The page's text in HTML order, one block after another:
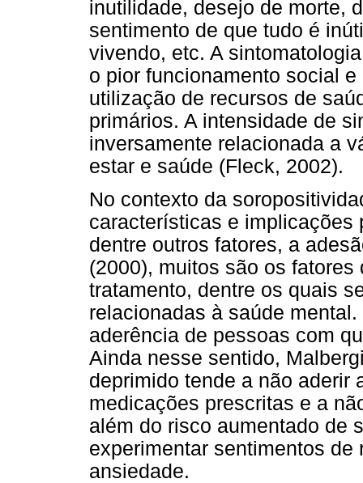
inutilidade, desejo de morte,
sentimento de que tudo é
vivendo, etc. A
o pior funcionamento social
utilização de recursos de
primários. A intensidade de
inversamente relacionada a
estar e saúde (Fleck, 2002).
No contexto da
características e implicações
dentre outros fatores, a
(2000), muitos são os
tratamento, dentre os quais
relacionadas à saúde
aderência de pessoas com
Ainda nesse sentido,
deprimido tende a não aderir
medicações prescritas e a
além do risco aumentado de
experimentar sentimentos
ansiedade.